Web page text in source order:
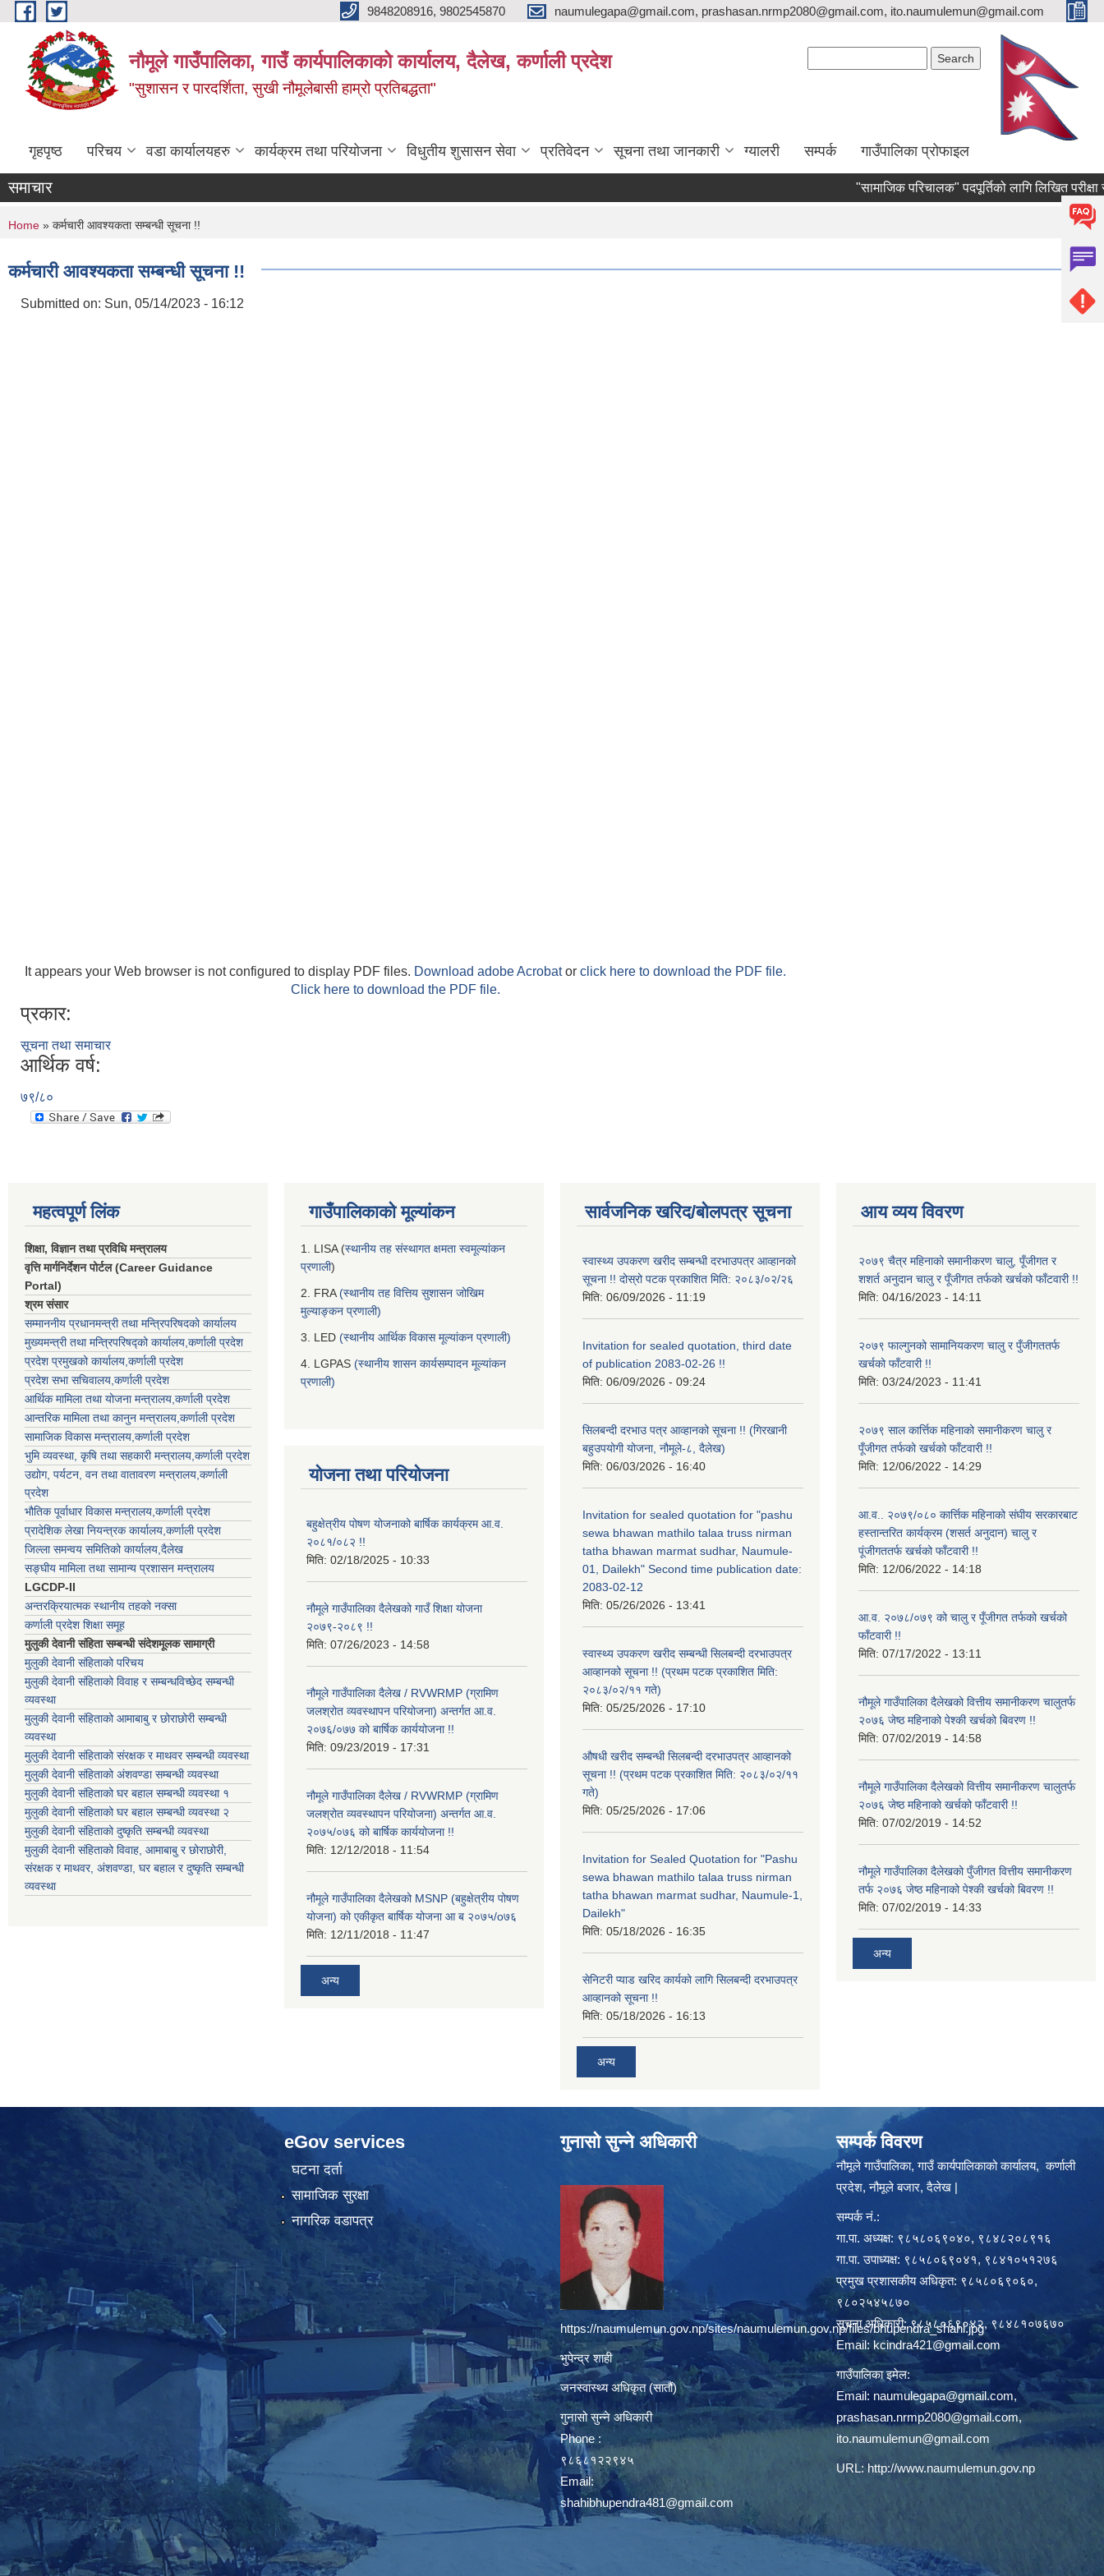
Skip to main content 9848208916, 9802545870 naumulegapa@gmail.com, prashasan.nrmp2080@gmail.com, ito.naumulemun@gmail.com
नौमूले गाउँपालिका, गाउँ कार्यपालिकाको कार्यालय, दैलेख, कर्णाली प्रदेश
"सुशासन र पारदर्शिता, सुखी नौमूलेबासी हाम्रो प्रतिबद्धता"
गृहपृष्ठ परिचय वडा कार्यालयहरु कार्यक्रम तथा परियोजना विधुतीय शुसासन सेवा प्रतिवेदन सूचना तथा जानकारी ग्यालरी सम्पर्क गाउँपालिका प्रोफाइल
समाचार "सामाजिक परिचालक" पदपूर्तिको लागि लिखित परीक्षा
You are here
Home » कर्मचारी आवश्यकता सम्बन्धी सूचना !!
कर्मचारी आवश्यकता सम्बन्धी सूचना !!
Submitted on: Sun, 05/14/2023 - 16:12
It appears your Web browser is not configured to display PDF files. Download adobe Acrobator click here to download the PDF file.
Click here to download the PDF file.
प्रकार:
सूचना तथा समाचार
आर्थिक वर्ष:
७९/८०
महत्वपूर्ण लिंक
शिक्षा, विज्ञान तथा प्रविधि मन्त्रालय
वृत्ति मार्गनिर्देशन पोर्टल (Career Guidance
Portal)
श्रम संसार
सम्माननीय प्रधानमन्त्री तथा मन्त्रिपरिषद‌को कार्यालय
मुख्यमन्त्री तथा मन्त्रिपरिषद्को कार्यालय,कर्णाली प्रदेश
प्रदेश प्रमुखको कार्यालय,कर्णाली प्रदेश
प्रदेश सभा सचिवालय,कर्णाली प्रदेश
आर्थिक मामिला तथा योजना मन्त्रालय,कर्णाली प्रदेश
आन्तरिक मामिला तथा कानुन मन्त्रालय,कर्णाली प्रदेश
सामाजिक विकास मन्त्रालय,कर्णाली प्रदेश
भुमि व्यवस्था, कृषि तथा सहकारी मन्त्रालय,कर्णाली प्रदेश
उद्योग, पर्यटन, वन तथा वातावरण मन्त्रालय,कर्णाली
प्रदेश
भौतिक पूर्वाधार विकास मन्त्रालय,कर्णाली प्रदेश
प्रादेशिक लेखा नियन्त्रक कार्यालय,कर्णाली प्रदेश
जिल्ला समन्वय समितिको कार्यालय,दैलेख
सङ्घीय मामिला तथा सामान्य प्रशासन मन्त्रालय
LGCDP-II
अन्तरक्रियात्मक स्थानीय तहको नक्सा
कर्णाली प्रदेश शिक्षा समूह
मुलुकी देवानी संहिता सम्बन्धी संदेशमूलक सामाग्री
मुलुकी देवानी संहिताको परिचय
मुलुकी देवानी संहिताको विवाह र सम्बन्धविच्छेद सम्बन्धी
व्यवस्था
मुलुकी देवानी संहिताको आमाबाबु र छोराछोरी सम्बन्धी
व्यवस्था
मुलुकी देवानी संहिताको संरक्षक र माथवर सम्बन्धी व्यवस्था
मुलुकी देवानी संहिताको अंशवण्डा सम्बन्धी व्यवस्था
मुलुकी देवानी संहिताको घर बहाल सम्बन्धी व्यवस्था १
मुलुकी देवानी संहिताको घर बहाल सम्बन्धी व्यवस्था २
मुलुकी देवानी संहिताको दुष्कृति सम्बन्धी व्यवस्था
मुलुकी देवानी संहिताको विवाह, आमाबाबु र छोराछोरी,
संरक्षक र माथवर, अंशवण्डा, घर बहाल र दुष्कृति सम्बन्धी
व्यवस्था
गाउँपालिकाको मूल्यांकन
1. LISA (स्थानीय तह संस्थागत क्षमता स्वमूल्यांकन
प्रणाली)
2. FRA (स्थानीय तह वित्तिय सुशासन जोखिम
मुल्याङ्कन प्रणाली)
3. LED (स्थानीय आर्थिक विकास मूल्यांकन प्रणाली)
4. LGPAS (स्थानीय शासन कार्यसम्पादन मूल्यांकन
प्रणाली)
योजना तथा परियोजना
बहुक्षेत्रीय पोषण योजनाको बार्षिक कार्यक्रम आ.व.
२०८१/०८२ !!
मिति: 02/18/2025 - 10:33
नौमूले गाउँपालिका दैलेखको गाउँ शिक्षा योजना
२०७९-२०८९ !!
मिति: 07/26/2023 - 14:58
नौमूले गाउँपालिका दैलेख / RVWRMP (ग्रामिण
जलश्रोत व्यवस्थापन परियोजना) अन्तर्गत आ.व.
२०७६/०७७ को बार्षिक कार्ययोजना !!
मिति: 09/23/2019 - 17:31
नौमूले गाउँपालिका दैलेख / RVWRMP (ग्रामिण
जलश्रोत व्यवस्थापन परियोजना) अन्तर्गत आ.व.
२०७५/०७६ को बार्षिक कार्ययोजना !!
मिति: 12/12/2018 - 11:54
नौमूले गाउँपालिका दैलेखको MSNP (बहुक्षेत्रीय पोषण
योजना) को एकीकृत बार्षिक योजना आ ब २०७५/o७६
मिति: 12/11/2018 - 11:47
अन्य
सार्वजनिक खरिद/बोलपत्र सूचना
स्वास्थ्य उपकरण खरीद सम्बन्धी दरभाउपत्र आव्हानको
सूचना !! दोस्रो पटक प्रकाशित मिति: २०८३/०२/२६
मिति: 06/09/2026 - 11:19
Invitation for sealed quotation, third date
of publication 2083-02-26 !!
मिति: 06/09/2026 - 09:24
सिलबन्दी दरभाउ पत्र आव्हानको सूचना !! (गिरखानी
बहुउपयोगी योजना, नौमूले-८, दैलेख)
मिति: 06/03/2026 - 16:40
Invitation for sealed quotation for "pashu
sewa bhawan mathilo talaa truss nirman
tatha bhawan marmat sudhar, Naumule-
01, Dailekh" Second time publication date:
2083-02-12
मिति: 05/26/2026 - 13:41
स्वास्थ्य उपकरण खरीद सम्बन्धी सिलबन्दी दरभाउपत्र
आव्हानको सूचना !! (प्रथम पटक प्रकाशित मिति:
२०८३/०२/११ गते)
मिति: 05/25/2026 - 17:10
औषधी खरीद सम्बन्धी सिलबन्दी दरभाउपत्र आव्हानको
सूचना !! (प्रथम पटक प्रकाशित मिति: २०८३/०२/११
गते)
मिति: 05/25/2026 - 17:06
Invitation for Sealed Quotation for "Pashu
sewa bhawan mathilo talaa truss nirman
tatha bhawan marmat sudhar, Naumule-1,
Dailekh"
मिति: 05/18/2026 - 16:35
सेनिटरी प्याड खरिद कार्यको लागि सिलबन्दी दरभाउपत्र
आव्हानको सूचना !!
मिति: 05/18/2026 - 16:13
अन्य
आय व्यय विवरण
२०७९ चैत्र महिनाको समानीकरण चालु, पूँजीगत र
शशर्त अनुदान चालु र पूँजीगत तर्फको खर्चको फाँटवारी !!
मिति: 04/16/2023 - 14:11
२०७९ फाल्गुनको सामानियकरण चालु र पुँजीगततर्फ
खर्चको फाँटवारी !!
मिति: 03/24/2023 - 11:41
२०७९ साल कार्त्तिक महिनाको समानीकरण चालु र
पूँजीगत तर्फको खर्चको फाँटवारी !!
मिति: 12/06/2022 - 14:29
आ.व.. २०७९/०८० कार्त्तिक महिनाको संघीय सरकारबाट
हस्तान्तरित कार्यक्रम (शसर्त अनुदान) चालु र
पूंजीगततर्फ खर्चको फाँटवारी !!
मिति: 12/06/2022 - 14:18
आ.व. २०७८/०७९ को चालु र पूँजीगत तर्फको खर्चको
फाँटवारी !!
मिति: 07/17/2022 - 13:11
नौमूले गाउँपालिका दैलेखको वित्तीय समानीकरण चालुतर्फ
२०७६ जेष्ठ महिनाको पेश्की खर्चको बिवरण !!
मिति: 07/02/2019 - 14:58
नौमूले गाउँपालिका दैलेखको वित्तीय समानीकरण चालुतर्फ
२०७६ जेष्ठ महिनाको खर्चको फाँटवारी !!
मिति: 07/02/2019 - 14:52
नौमूले गाउँपालिका दैलेखको पुँजीगत वित्तीय समानीकरण
तर्फ २०७६ जेष्ठ महिनाको पेश्की खर्चको बिवरण !!
मिति: 07/02/2019 - 14:33
अन्य
eGov services
घटना दर्ता
सामाजिक सुरक्षा
नागरिक वडापत्र
गुनासो सुन्ने अधिकारी
https://naumulemun.gov.np/sites/naumulemun.gov.np/files/bhupendra_shahi.jpg
भुपेन्द्र शाही
जनस्वास्थ्य अधिकृत (सातौं)
गुनासो सुन्ने अधिकारी
Phone :
९८६८१२२९४५
Email:
shahibhupendra481@gmail.com
सम्पर्क विवरण
नौमूले गाउँपालिका, गाउँ कार्यपालिकाको कार्यालय, कर्णाली
प्रदेश, नौमूले बजार, दैलेख |
सम्पर्क नं.:
गा.पा. अध्यक्ष: ९८५८०६९०४०, ९८४८२०८९१६
गा.पा. उपाध्यक्ष: ९८५८०६९०४१, ९८४१०५१२७६
प्रमुख प्रशासकीय अधिकृत: ९८५८०६९०६०,
९८०२५४५८७०
सूचना अधिकारी: ९८५८०६९०४२, ९८४८१०७६७०
Email:kcindra421@gmail.com
गाउँपालिका इमेल:
Email: naumulegapa@gmail.com,
prashasan.nrmp2080@gmail.com,
ito.naumulemun@gmail.com
URL:http://www.naumulemun.gov.np